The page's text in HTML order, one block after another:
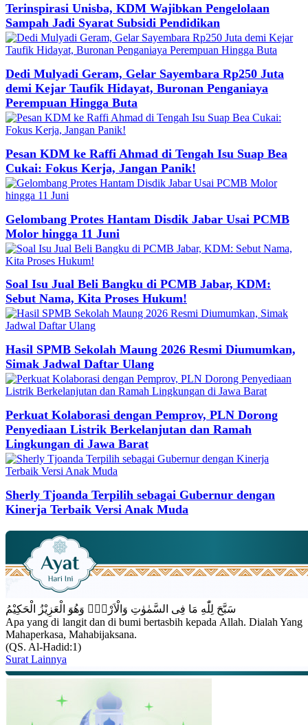
Terinspirasi Unisba, KDM Wajibkan Pengelolaan
Sampah Jadi Syarat Subsidi Pendidikan
Dedi Mulyadi Geram, Gelar Sayembara Rp250 Juta
demi Kejar Taufik Hidayat, Buronan Penganiaya
Perempuan Hingga Buta
Pesan KDM ke Raffi Ahmad di Tengah Isu Suap Bea
Cukai: Fokus Kerja, Jangan Panik!
Gelombang Protes Hantam Disdik Jabar Usai PCMB
Molor hingga 11 Juni
Soal Isu Jual Beli Bangku di PCMB Jabar, KDM:
Sebut Nama, Kita Proses Hukum!
Hasil SPMB Sekolah Maung 2026 Resmi Diumumkan,
Simak Jadwal Daftar Ulang
Perkuat Kolaborasi dengan Pemprov, PLN Dorong
Penyediaan Listrik Berkelanjutan dan Ramah
Lingkungan di Jawa Barat
Sherly Tjoanda Terpilih sebagai Gubernur dengan
Kinerja Terbaik Versi Anak Muda
سَبَّحَ لِلّٰهِ مَا فِى السَّمٰوٰتِ وَالْاَرْضِۚ وَهُوَ الْعَزِيْزُ الْحَكِيْمُ
Apa yang di langit dan di bumi bertasbih kepada Allah. Dialah Yang
Mahaperkasa, Mahabijaksana.
(QS. Al-Hadid:1)
Surat Lainnya